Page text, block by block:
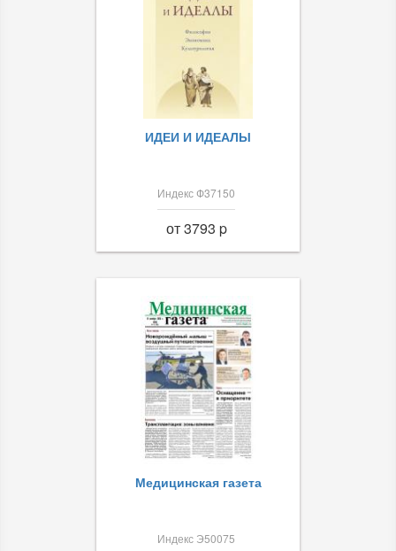
ИДЕИ И ИДЕАЛЫ
Индекс Ф37150
от 3793 p
Медицинская газета
Индекс Э50075